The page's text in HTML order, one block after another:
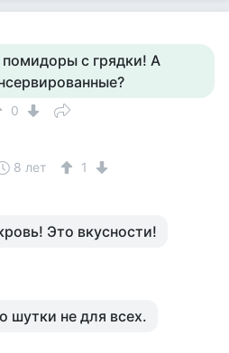
с грядки! А
0
8 лет 1
Это вкусности!
шутки не для всех.